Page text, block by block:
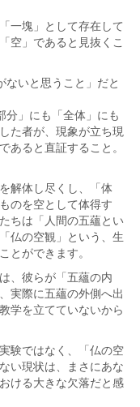
一塊」として存在して
空」であると見抜くこ
ないと思うこと」だと
分」にも「全体」にも
た者が、現象が立ち現
あると直証すること。
解体し尽くし、「体
のを空として体得す
ちは「人間の五蘊とい
仏の空観」という、生
とができます。
、彼らが「五蘊の内
実際に五蘊の外側へ出
学を立てていないから
験ではなく、「仏の空
い現状は、まさにあな
ける大きな欠落だと感